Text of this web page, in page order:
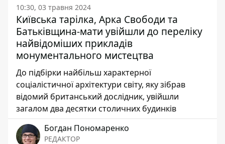
10:30, 03 травня 2024
Київська тарілка, Арка Свободи та
Батьківщина-мати увійшли до переліку
найвідоміших прикладів
монументального мистецтва
До підбірки найбільш характерної
соціалістичної архітектури світу, яку зібрав
відомий британський дослідник, увійшли
загалом два десятки столичних будинків
Богдан Пономаренко
РЕДАКТОР